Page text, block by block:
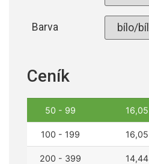
Barva
Ceník
50 - 99 16,05
100 - 199 16,05
200 - 399 14,44